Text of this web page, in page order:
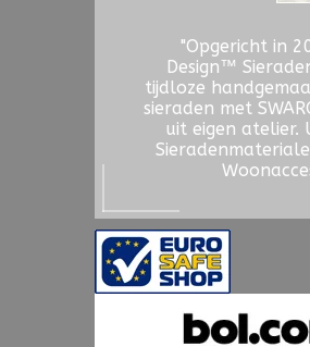
"Opgericht in
Design™
tijdloze
sieraden met
uit eigen atelier.